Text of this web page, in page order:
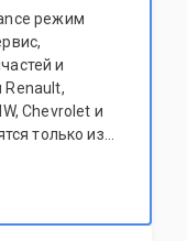
режим
и
Renault,
Chevrolet и